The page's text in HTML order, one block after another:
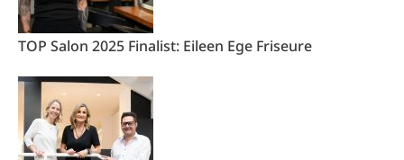
TOP Salon 2025 Finalist: Eileen Ege Friseure